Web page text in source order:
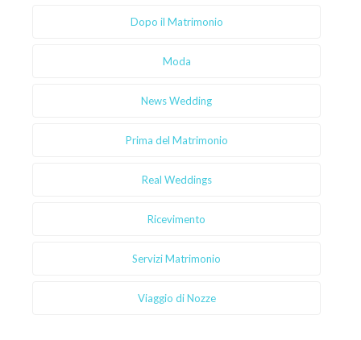
Dopo il Matrimonio
Moda
News Wedding
Prima del Matrimonio
Real Weddings
Ricevimento
Servizi Matrimonio
Viaggio di Nozze